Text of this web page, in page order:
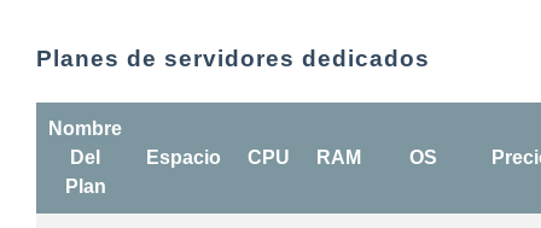
Planes de servidores dedicados
Nombre
Del
Plan
Espacio CPU RAM OS